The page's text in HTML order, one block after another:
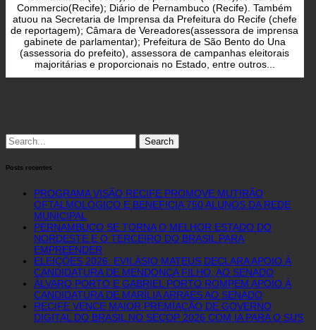
Commercio(Recife); Diário de Pernambuco (Recife). Também
atuou na Secretaria de Imprensa da Prefeitura do Recife (chefe
de reportagem); Câmara de Vereadores(assessora de imprensa
gabinete de parlamentar); Prefeitura de São Bento do Una
(assessoria do prefeito), assessora de campanhas eleitorais
majoritárias e proporcionais no Estado, entre outros...
Search
for:
Posts recentes
PROGRAMA VISÃO RECIFE PROMOVE MUTIRÃO
OFTALMOLÓGICO E BENEFICIA 750 ALUNOS DA REDE
MUNICIPAL
PERNAMBUCO SE TORNA O MELHOR ESTADO DO
NORDESTE E O TERCEIRO DO BRASIL PARA
EMPREENDER
ELEIÇÕES 2026: EVILÁSIO MATEUS DECLARA APOIO À
CANDIDATURA DE MENDONÇA FILHO, AO SENADO
ÁLVARO PORTO E GABRIEL PORTO ROMPEM APOIO À
CANDIDATURA DE MARÍLIA ARRAES AO SENADO
RECIFE VENCE MAIOR PREMIAÇÃO DE GOVERNO
DIGITAL DO BRASIL NO SECOP 2026 COM IA PARA O SUS